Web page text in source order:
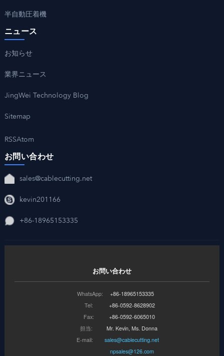
半自動圧着機
ニュース
お知らせ
業界ニュース
JingWei Technology Blog
Sitemap
RSSAtom
お問い合わせ
sales@cablecutting.net
kevin201166
+86-18965153335
お問い合わせ
WhatsApp:
+86-18965153335
Tel:
+86-0592-8628902
Fax:
+86-0592-6065010
担当:
Mr. Kevin, Ms. Donna
E-mail:
sales@cablecutting.net
npsales@126.com